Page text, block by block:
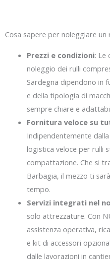
Cosa sapere per noleggiare un
Prezzi e condizioni: Le
noleggio dei rulli
Sardegna dipendono in
e della tipologia di
sempre chiare e
Fornitura veloce su
Indipendentemente
logistica veloce per rulli
compattazione. Che si
Barbagia, il mezzo ti
tempo.
Servizi integrati nel
solo attrezzature. Con
assistenza operativa,
e kit di accessori
dalle lavorazioni in